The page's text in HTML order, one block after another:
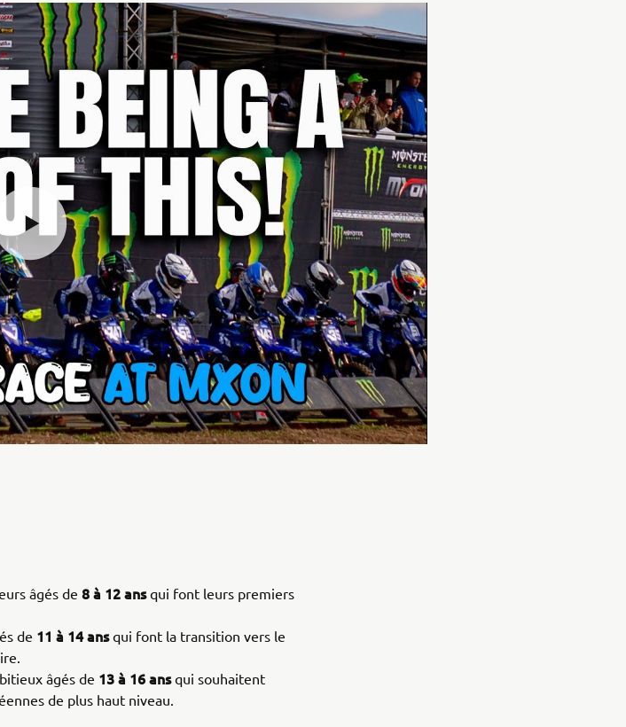
âgés de 8 à 12 ansqui font leurs premiers
de 11 à 14 ansqui font la transition vers le
âgés de 13 à 16 ansqui souhaitent
de plus haut niveau.